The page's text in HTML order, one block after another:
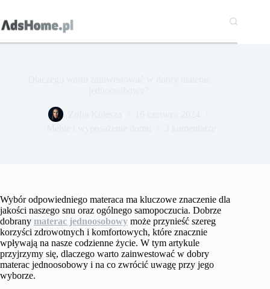
treści
Wybór odpowiedniego materaca ma kluczowe znaczenie dla
jakości naszego snu oraz ogólnego samopoczucia. Dobrze
dobrany materac jednoosobowy może przynieść szereg
korzyści zdrowotnych i komfortowych, które znacznie
wpływają na nasze codzienne życie. W tym artykule
przyjrzymy się, dlaczego warto zainwestować w dobry
materac jednoosobowy i na co zwrócić uwagę przy jego
wyborze.